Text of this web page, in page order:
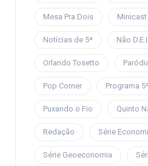
Mesa Pra Dois Minicast
Notícias de 5ª Não D.E.I
Orlando Tosetto
Pop Corner Programa
Puxando o Fio Quinto
Redação Série
Série Geoeconomia